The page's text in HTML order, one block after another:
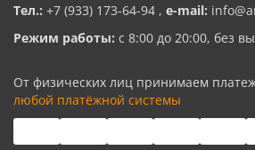
Тел.: +7 (933) 173-64-94 , e-mail:
Режим работы: с 8:00 до 20:00, без
От физических лиц принимаем
любой платёжной системы